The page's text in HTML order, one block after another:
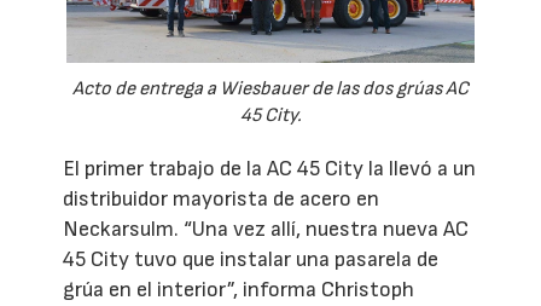
Acto de entrega a Wiesbauer de las dos grúas AC
45 City.
El primer trabajo de la AC 45 City la llevó a un
distribuidor mayorista de acero en
Neckarsulm. “Una vez allí, nuestra nueva AC
45 City tuvo que instalar una pasarela de
grúa en el interior”, informa Christoph